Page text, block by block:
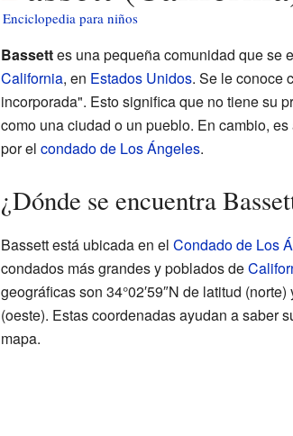
Enciclopedia para niños
Bassettes una pequeña comunidad que se
California, en Estados Unidos. Se le conoce
incorporada". Esto significa que no tiene su
como una ciudad o un pueblo. En cambio,
por el condado de Los Ángeles.
¿Dónde se encuentra
Bassett está ubicada en el Condado de Los
condados más grandes y poblados de
geográficas son 34°02′59″N de latitud (norte)
(oeste). Estas coordenadas ayudan a saber
mapa.